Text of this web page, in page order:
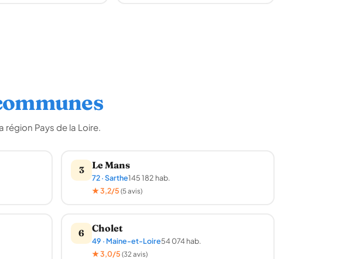
Pays de la Loire.
3 Le Mans
72 · Sarthe145 182 hab.
★ 3,2/5(5 avis)
6 Cholet
49 · Maine-et-Loire54 074 hab.
★ 3,0/5(32 avis)